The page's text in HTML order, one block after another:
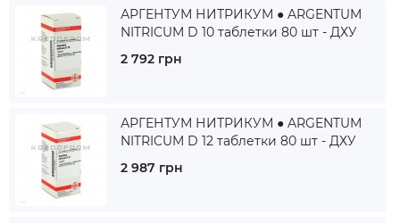
АРГЕНТУМ НИТРИКУМ ● ARGENTUM
NITRICUM D 10 таблетки 80 шт - ДХУ
2 792 грн
АРГЕНТУМ НИТРИКУМ ● ARGENTUM
NITRICUM D 12 таблетки 80 шт - ДХУ
2 987 грн